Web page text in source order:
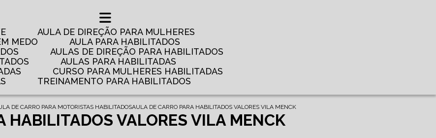
AULA DE DIREÇÃO PARA MULHERES
MEDO
AULA PARA HABILITADOS
AULAS DE DIREÇÃO PARA HABILITADOS
AULAS PARA HABILITADAS
CURSO PARA MULHERES HABILITADAS
TREINAMENTO PARA HABILITADOS
DE CARRO PARA MOTORISTAS HABILITADOSAULA DE CARRO PARA HABILITADOS VALORES VILA MENCK
HABILITADOS VALORES VILA MENCK